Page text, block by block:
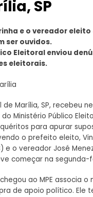
SP
e o vereador eleito
ser ouvidos.
Eleitoral enviou
eleitorais.
de Marília, SP, recebeu
Ministério Público
para apurar
o prefeito eleito,
e o vereador José
começar na segunda-
ao MPE associa o
de apoio político. Ele